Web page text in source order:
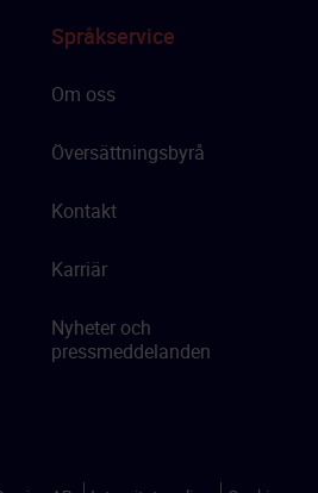
Språkservice
Om oss
Översättningsbyrå
Kontakt
Karriär
Nyheter och
pressmeddelanden